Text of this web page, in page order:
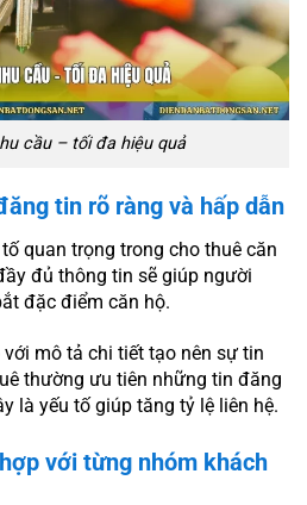
cầu – tối đa hiệu quả
tin rõ ràng và hấp dẫn
quan trọng trong cho thuê căn
đủ thông tin sẽ giúp người
đặc điểm căn hộ.
mô tả chi tiết tạo nên sự tin
thường ưu tiên những tin đăng
là yếu tố giúp tăng tỷ lệ liên hệ.
với từng nhóm khách